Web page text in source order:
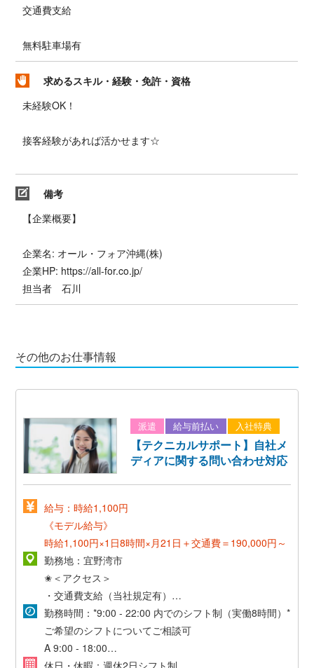
交通費支給
無料駐車場有
求めるスキル・経験・免許・資格
未経験OK！
接客経験があれば活かせます☆
備考
【企業概要】
企業名: オール・フォア沖縄(株)
企業HP: https://all-for.co.jp/
担当者 石川
その他のお仕事情報
派遣 給与前払い 入社特典
【テクニカルサポート】自社メ
ディアに関する問い合わせ対応
給与：時給1,100円
《モデル給与》
時給1,100円×1日8時間×月21日＋交通費＝190,000円～
勤務地：宜野湾市
✬＜アクセス＞
・交通費支給（当社規定有）
・マイカー通勤可(無料駐車場あり)
勤務時間：*9:00 - 22:00 内でのシフト制（実働8時間）*
ご希望のシフトについてご相談可
A 9:00 - 18:00
B 10:00 - 19:00
休日・休暇：週休2日シフト制